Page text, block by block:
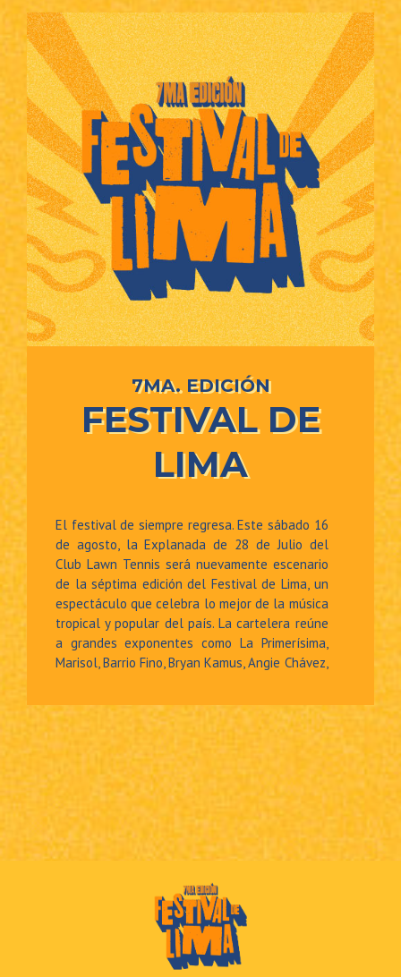
7MA. EDICIÓN
FESTIVAL DE
LIMA
El festival de siempre regresa. Este sábado 16
de agosto, la Explanada de 28 de Julio del
Club Lawn Tennis será nuevamente escenario
de la séptima edición del Festival de Lima, un
espectáculo que celebra lo mejor de la música
tropical y popular del país. La cartelera reúne
a grandes exponentes como La Primerísima,
Marisol, Barrio Fino, Bryan Kamus, Angie Chávez,
Camagüey y Wilmer Cartagena. Una noche
imperdible con salsa, cumbia y música criolla
en un solo lugar.